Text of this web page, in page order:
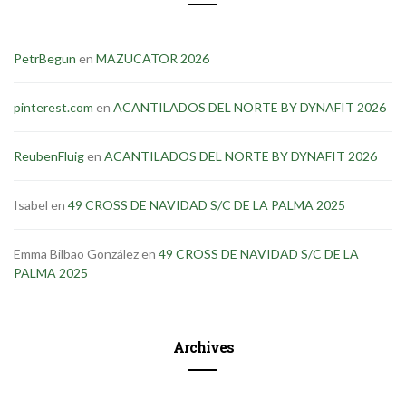
PetrBegun en MAZUCATOR 2026
pinterest.com en ACANTILADOS DEL NORTE BY DYNAFIT 2026
ReubenFluigen ACANTILADOS DEL NORTE BY DYNAFIT 2026
Isabel en 49 CROSS DE NAVIDAD S/C DE LA PALMA 2025
Emma Bilbao Gonzálezen 49 CROSS DE NAVIDAD S/C DE LA
PALMA 2025
Archives